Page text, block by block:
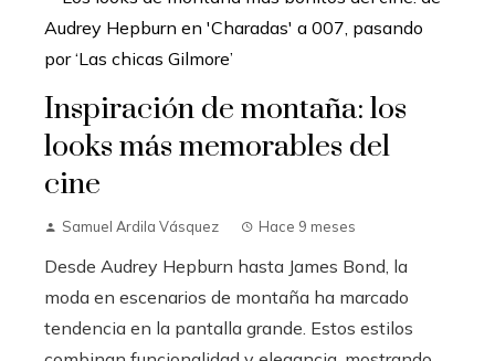
Inspiración de montaña: los
looks más memorables del
cine
Samuel Ardila Vásquez Hace 9 meses
Desde Audrey Hepburn hasta James Bond, la
moda en escenarios de montaña ha marcado
tendencia en la pantalla grande. Estos estilos